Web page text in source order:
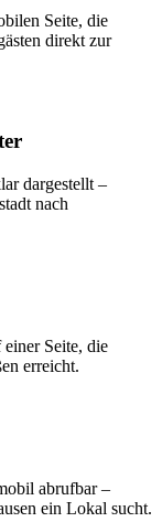
Seite, die
direkt zur
dargestellt –
nach
Seite, die
erreicht.
abrufbar –
ein Lokal sucht.